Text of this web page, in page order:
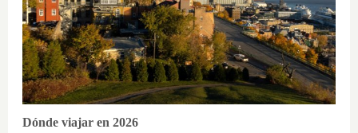
Dónde viajar en 2026